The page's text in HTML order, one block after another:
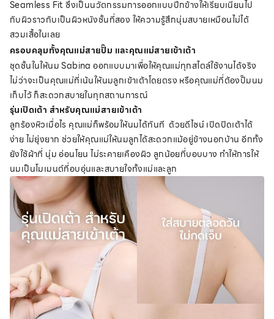
Seamless Fit ซึ่งเป็นนวัตกรรมการออกแบบปีกข้างให้เรียบเนียนไป
กับผิวราวกับเป็นผิวหนังชั้นที่สอง ให้ความรู้สึกนุ่มสบายเหมือนไม่ได้
สวมเสื้อในเลย
ครอบคลุมทั้งคุณแม่สายปั๊ม และคุณแม่สายเข้าเต้า
ชุดชั้นในให้นม Sabina ออกแบบมาเพื่อให้คุณแม่ทุกสไตล์ใช้งานได้จริง
ไม่ว่าจะเป็นคุณแม่ที่เน้นให้นมลูกเข้าเต้าโดยตรง หรือคุณแม่ที่ต้องปั๊มนม
เก็บไว้ ก็สะดวกสบายในทุกสถานการณ์
รุ่นเปิดเต้า สำหรับคุณแม่สายเข้าเต้า
ลูกร้องหิวเมื่อไร คุณแม่ก็พร้อมให้นมได้ทันที ด้วยดีไซน์ เปิดปิดเต้าได้
ง่าย ไม่ยุ่งยาก ช่วยให้คุณแม่ให้นมลูกได้สะดวกแม้อยู่ข้างนอกบ้าน อีกทั้ง
ยังใช้ผ้าที่ นุ่ม อ่อนโยน ไม่ระคายเคืองผิว ลูกน้อยที่บอบบาง ทำให้การให้
นมเป็นโมเมนต์ที่อบอุ่นและสบายใจทั้งแม่และลูก